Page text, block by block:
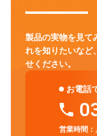
製品の実物を見て
れを知りたいなど、
せください。
お電話
営業時間：